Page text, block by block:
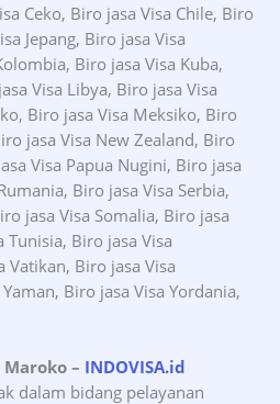
Ceko, Biro jasa Visa Chile, Biro
Jepang, Biro jasa Visa
Biro jasa Visa Kuba,
Visa Libya, Biro jasa Visa
Biro jasa Visa Meksiko, Biro
jasa Visa New Zealand, Biro
Visa Papua Nugini, Biro jasa
Biro jasa Visa Serbia,
jasa Visa Somalia, Biro jasa
Tunisia, Biro jasa Visa
Vatikan, Biro jasa Visa
Biro jasa Visa Yordania,
Maroko– INDOVISA.id
dalam bidang pelayanan